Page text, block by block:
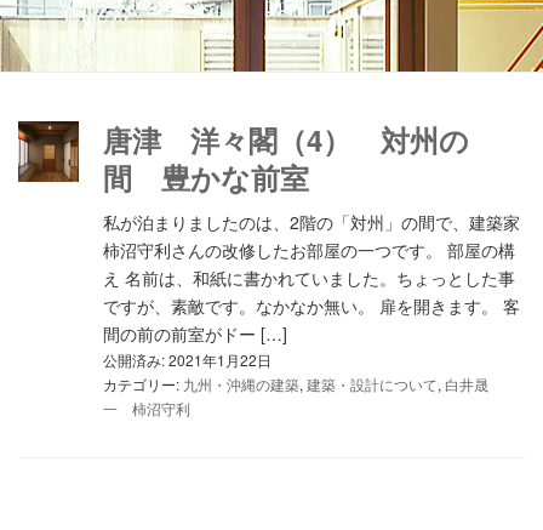
唐津 洋々閣（4） 対州の
間 豊かな前室
私が泊まりましたのは、2階の「対州」の間で、建築家
柿沼守利さんの改修したお部屋の一つです。 部屋の構
え 名前は、和紙に書かれていました。ちょっとした事
ですが、素敵です。なかなか無い。 扉を開きます。 客
間の前の前室がドー […]
公開済み: 2021年1月22日
カテゴリー: 九州・沖縄の建築, 建築・設計について, 白井晟
一 柿沼守利